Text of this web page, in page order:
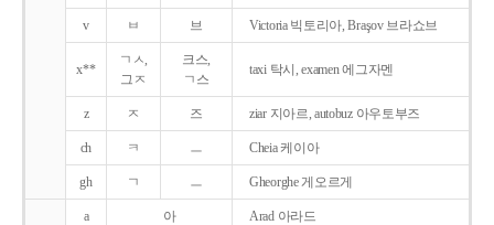
v ㅂ 브 Victoria 빅토리아, Braşov 브라쇼브
x**
ㄱㅅ,
그ㅈ
크스,
ㄱ스
taxi 탁시, examen 에그자멘
z ㅈ 즈 ziar 지아르, autobuz 아우토부즈
ch ㅋ ㅡ Cheia 케이아
gh ㄱ ㅡ Gheorghe 게오르게
a 아 Arad 아라드